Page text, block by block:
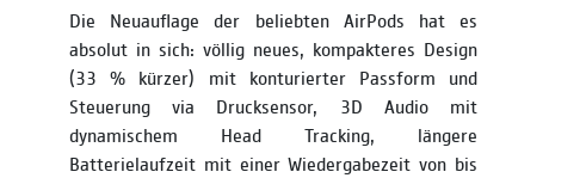
Die Neuauflage der beliebten AirPods hat es
absolut in sich: völlig neues, kompakteres Design
(33 % kürzer) mit konturierter Passform und
Steuerung via Drucksensor, 3D Audio mit
dynamischem Head Tracking, längere
Batterielaufzeit mit einer Wieder­gabe­zeit von bis